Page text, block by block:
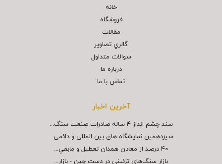
خانه
فروشگاه
مقالات
گالري تصاوير
سوالات متداول
درباره ما
تماس با ما
آخرین اخبار
سند چشم انداز ۴ ساله صادرات صنعت سنگ...
سیزدهمین نمایشگاه های بین المللی و دائمی...
40 درصد از معادن همدان تعطيل و مابقي...
بازار سنگ‌هاي تزئيني در دست چين - بازار...